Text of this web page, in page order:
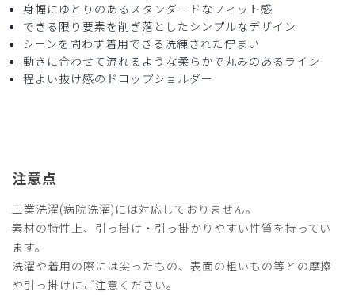
身幅にゆとりのあるスタンダードなフィット感
できる限り要素を削ぎ落としたシンプルなデザイン
シーンを問わず着用できる洗練された佇まい
動きに合わせて流れるような柔らかで丸みのあるライン
程よい抜け感のドロップショルダー
注意点
工業洗濯(病院洗濯)には対応しておりません。
素材の特性上、引っ掛け・引っ掛かりやすい性質を持ってい
ます。
洗濯や着用の際には尖ったもの、表面の粗いもの等との摩擦
や引っ掛けにご注意ください。